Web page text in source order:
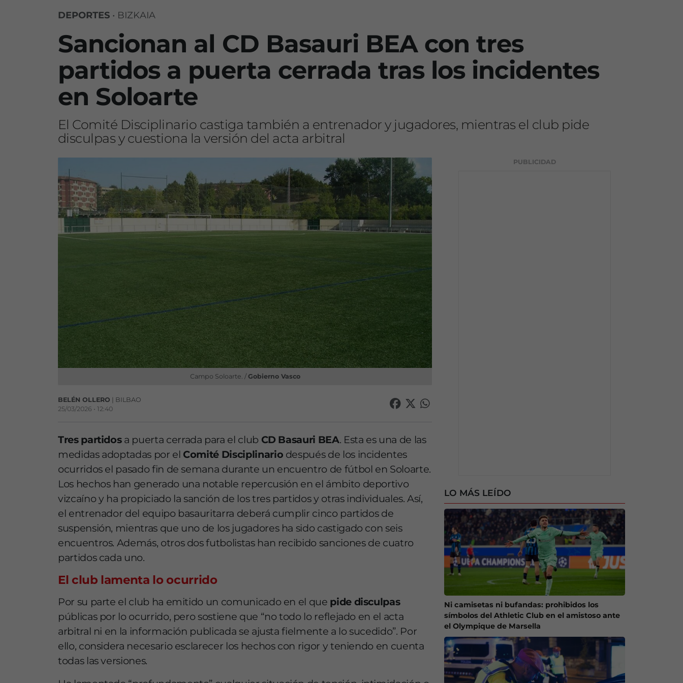
DEPORTES • BIZKAIA
Sancionan al CD Basauri BEA con tres
partidos a puerta cerrada tras los incidentes
en Soloarte
El Comité Disciplinario castiga también a entrenador y jugadores, mientras el club pide
disculpas y cuestiona la versión del acta arbitral
Campo Soloarte. / Gobierno Vasco
BELÉN OLLERO | BILBAO
25/03/2026 • 12:40
Tres partidosa puerta cerrada para el club CD Basauri BEA. Esta es una de las
medidas adoptadas por el Comité Disciplinario después de los incidentes
ocurridos el pasado fin de semana durante un encuentro de fútbol en Soloarte.
Los hechos han generado una notable repercusión en el ámbito deportivo
vizcaíno y ha propiciado la sanción de los tres partidos y otras individuales. Así,
el entrenador del equipo basauritarra deberá cumplir cinco partidos de
suspensión, mientras que uno de los jugadores ha sido castigado con seis
encuentros. Además, otros dos futbolistas han recibido sanciones de cuatro
partidos cada uno.
El club lamenta lo ocurrido
Por su parte el club ha emitido un comunicado en el que pide disculpas
públicas por lo ocurrido, pero sostiene que “no todo lo reflejado en el acta
arbitral ni en la información publicada se ajusta fielmente a lo sucedido”. Por
ello, considera necesario esclarecer los hechos con rigor y teniendo en cuenta
todas las versiones.
PUBLICIDAD
LO MÁS LEÍDO
Ni camisetas ni bufandas: prohibidos los
símbolos del Athletic Club en el amistoso ante
el Olympique de Marsella